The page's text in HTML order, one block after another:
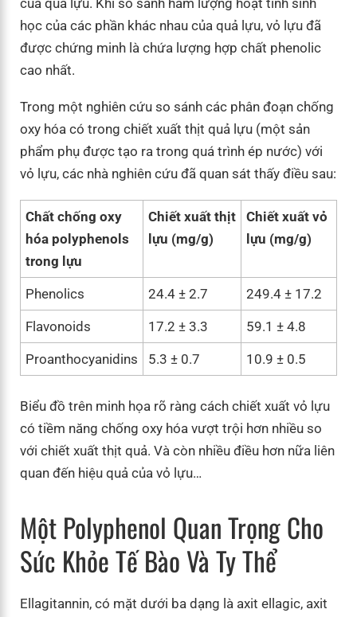
học của các phần khác nhau của quả lựu, vỏ lựu đã
được chứng minh là chứa lượng hợp chất phenolic
cao nhất.
Trong một nghiên cứu so sánh các phân đoạn chống
oxy hóa có trong chiết xuất thịt quả lựu (một sản
phẩm phụ được tạo ra trong quá trình ép nước) với
vỏ lựu, các nhà nghiên cứu đã quan sát thấy điều sau:
Chất chống oxy
hóa polyphenols
trong lựu
Chiết xuất thịt
lựu (mg/g)
Chiết xuất vỏ
lựu (mg/g)
Phenolics 24.4 ± 2.7 249.4 ± 17.2
Flavonoids 17.2 ± 3.3 59.1 ± 4.8
Proanthocyanidins 5.3 ± 0.7 10.9 ± 0.5
Biểu đồ trên minh họa rõ ràng cách chiết xuất vỏ lựu
có tiềm năng chống oxy hóa vượt trội hơn nhiều so
với chiết xuất thịt quả. Và còn nhiều điều hơn nữa liên
quan đến hiệu quả của vỏ lựu…
Một Polyphenol Quan Trọng Cho
Sức Khỏe Tế Bào Và Ty Thể
Ellagitannin, có mặt dưới ba dạng là axit ellagic, axit